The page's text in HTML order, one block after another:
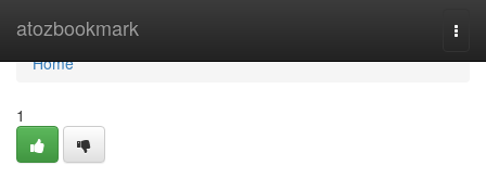
atozbookmark
Home
Home
1